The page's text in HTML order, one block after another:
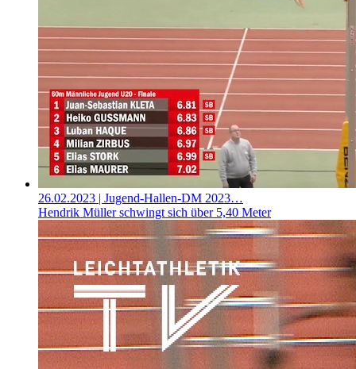
26.02.2023 | Jugend-Hallen-DM 2023…
Hendrik Müller schwingt sich über 5,40 Meter